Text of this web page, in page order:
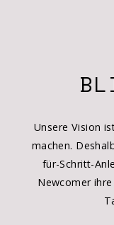
Unsere Vision
machen.
für-Schritt-
Newcomer